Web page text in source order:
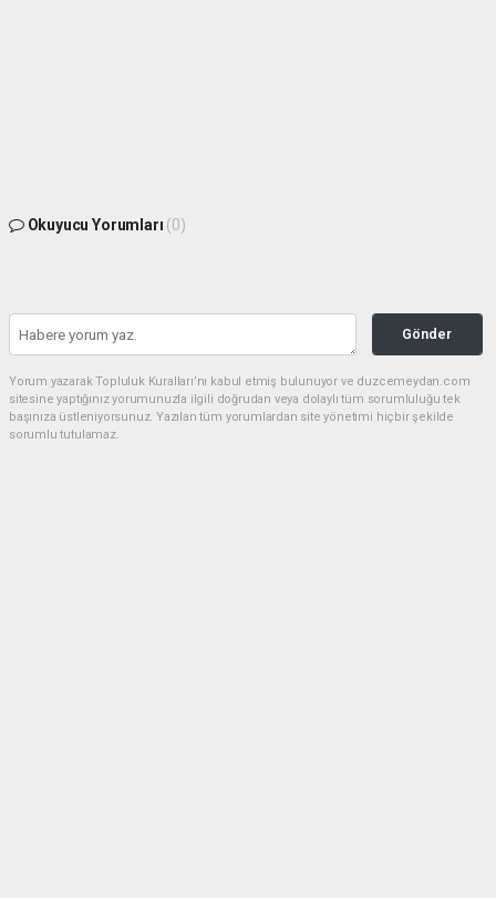
Okuyucu Yorumları (0)
Gönder
Yorum yazarak Topluluk Kuralları’nı kabul etmiş bulunuyor ve duzcemeydan.com
sitesine yaptığınız yorumunuzla ilgili doğrudan veya dolaylı tüm sorumluluğu tek
başınıza üstleniyorsunuz. Yazılan tüm yorumlardan site yönetimi hiçbir şekilde
sorumlu tutulamaz.